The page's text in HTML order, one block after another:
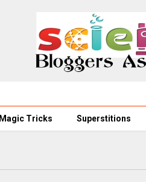
Magic Tricks Superstitions